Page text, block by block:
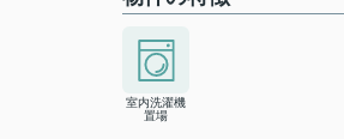
室内洗濯機
置場